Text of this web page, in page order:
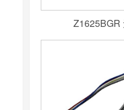
Z1625BGR